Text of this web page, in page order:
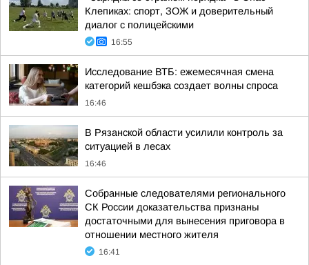
Клепиках: спорт, ЗОЖ и доверительный
диалог с полицейскими
16:55
Исследование ВТБ: ежемесячная смена
категорий кешбэка создает волны спроса
16:46
В Рязанской области усилили контроль за
ситуацией в лесах
16:46
Собранные следователями регионального
СК России доказательства признаны
достаточными для вынесения приговора в
отношении местного жителя
16:41